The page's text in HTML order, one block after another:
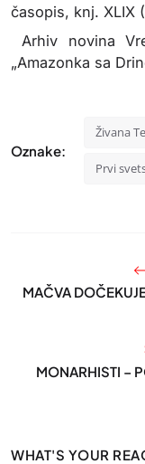
časopis, knj. XLIX
Arhiv novina
„Amazonka sa
Oznake:
Živana
Prvi
MAČVA
MONARHISTI –
WHAT'S YOUR